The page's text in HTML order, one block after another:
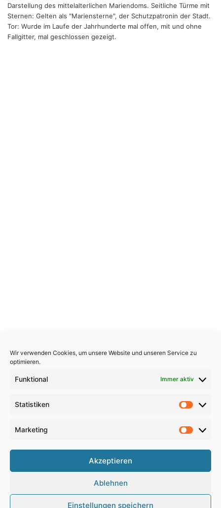
Wir verwenden Cookies, um unsere Website und unseren Service zu
optimieren.
Funktional Immer aktiv
Statistiken
Marketing
Akzeptieren
Ablehnen
Einstellungen speichern
Darstellung des mittelalterlichen Mariendoms. Seitliche Türme mit
Sternen: Gelten als "Mariensterne", der Schutzpatronin der Stadt.
Tor: Wurde im Laufe der Jahrhunderte mal offen, mit und ohne
Fallgitter, mal geschlossen gezeigt.
Copyright 2026, All Rights Reserved
Haftungsausschluss